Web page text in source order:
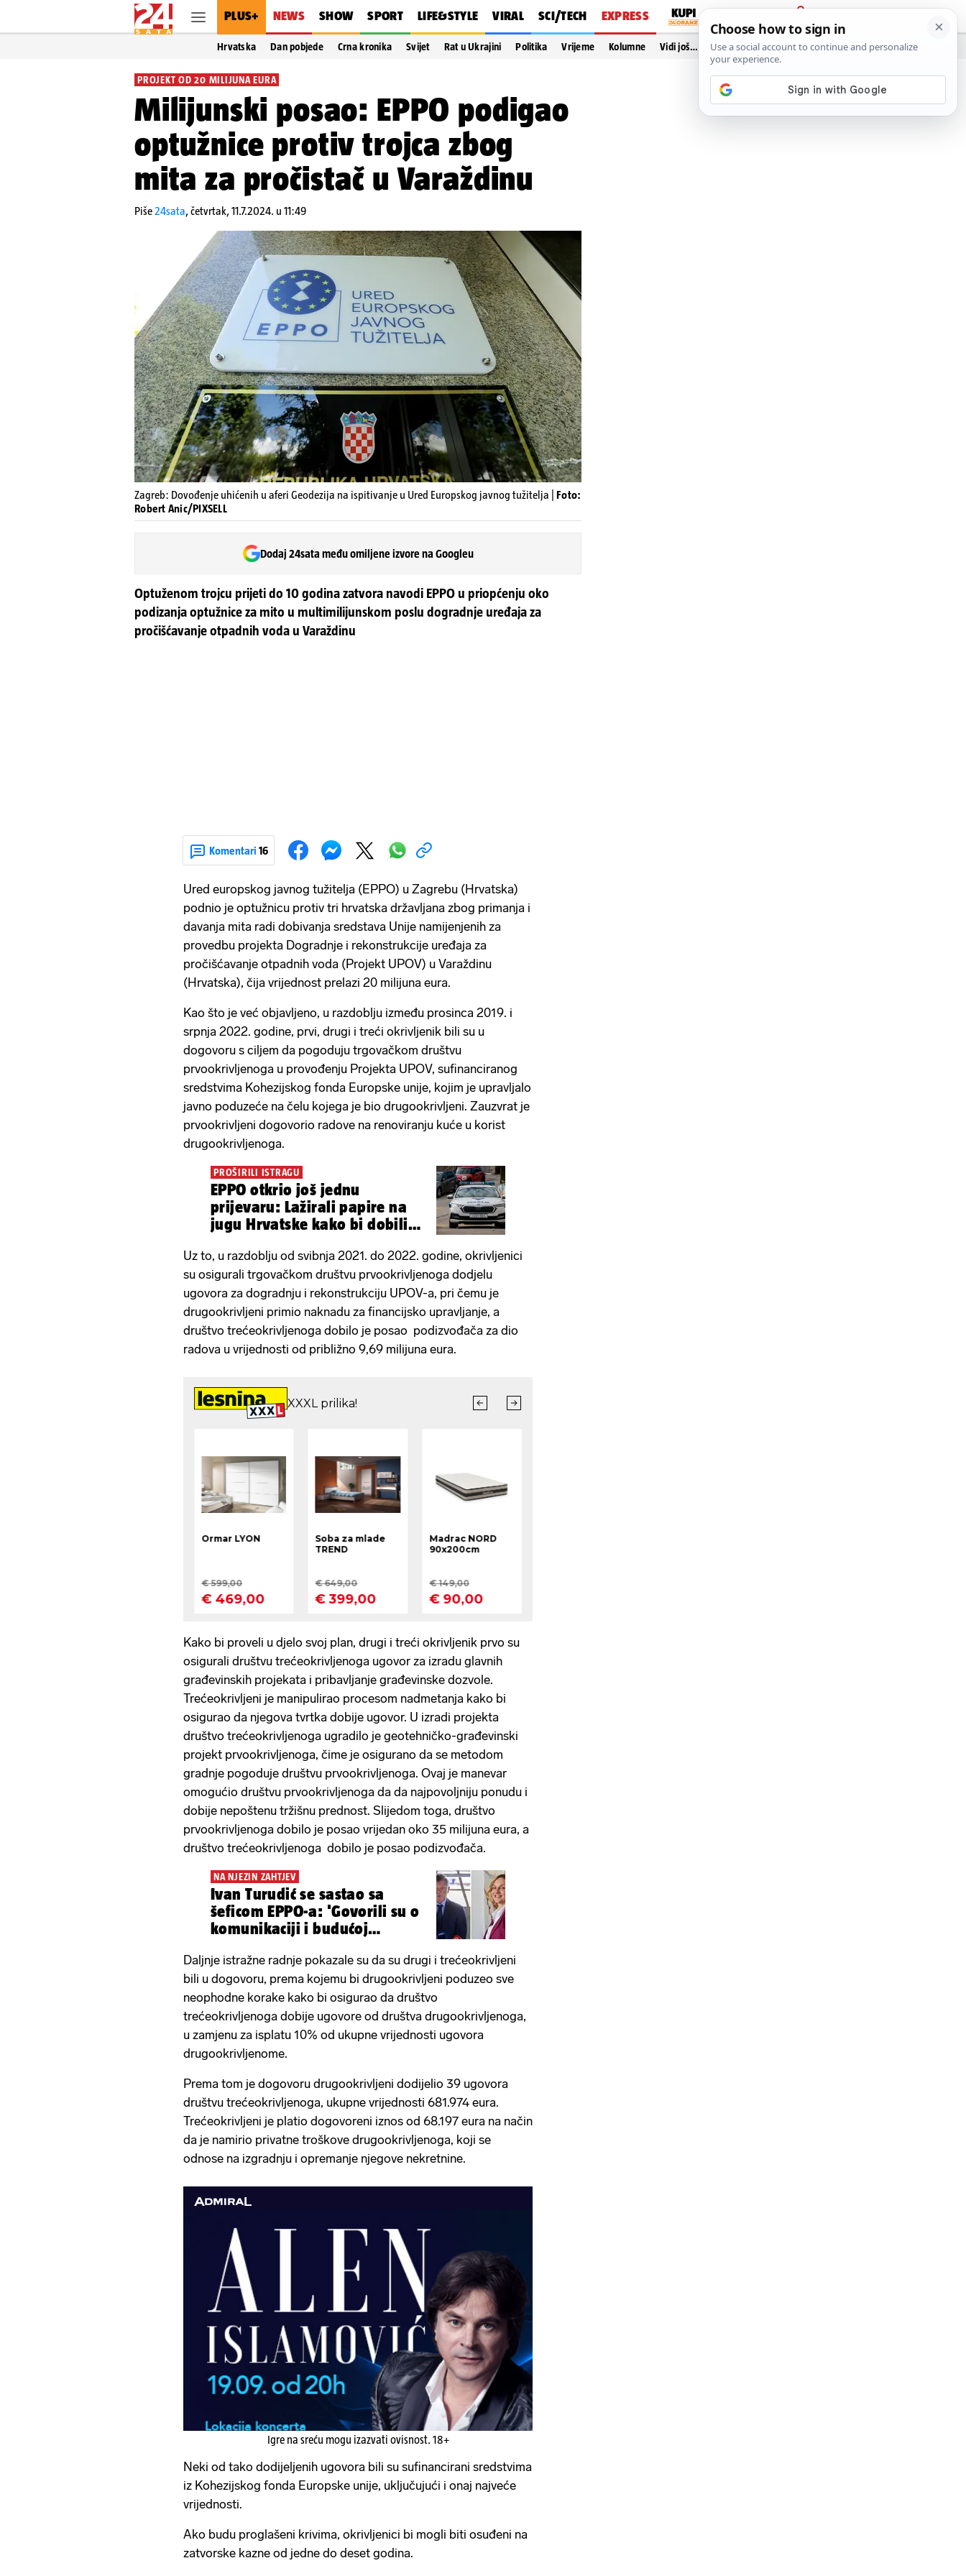
PLUS+ NEWS SHOW SPORT LIFE&STYLE VIRAL SCI/TECH EXPRESS
PRIJAVA
Hrvatska Dan pobjede Crna kronika Svijet Rat u Ukrajini Politika Vrijeme Kolumne Vidi još…
PROJEKT OD 20 MILIJUNA EURA
Milijunski posao: EPPO podigao
optužnice protiv trojca zbog
mita za pročistač u Varaždinu
Piše24sata,četvrtak, 11.7.2024. u 11:49
Zagreb: Dovođenje uhićenih u aferi Geodezija na ispitivanje u Ured Europskog javnog tužitelja | Foto:
Robert Anic/PIXSELL
Dodaj 24sata među omiljene izvore na Googleu
Optuženom trojcu prijeti do 10 godina zatvora navodi EPPO u priopćenju oko
podizanja optužnice za mito u multimilijunskom poslu dogradnje uređaja za
pročišćavanje otpadnih voda u Varaždinu
Komentari 16
Ured europskog javnog tužitelja (EPPO) u Zagrebu (Hrvatska)
podnio je optužnicu protiv tri hrvatska državljana zbog primanja i
davanja mita radi dobivanja sredstava Unije namijenjenih za
provedbu projekta Dogradnje i rekonstrukcije uređaja za
pročišćavanje otpadnih voda (Projekt UPOV) u Varaždinu
(Hrvatska), čija vrijednost prelazi 20 milijuna eura.
Kao što je već objavljeno, u razdoblju između prosinca 2019. i
srpnja 2022. godine, prvi, drugi i treći okrivljenik bili su u
dogovoru s ciljem da pogoduju trgovačkom društvu
prvookrivljenoga u provođenju Projekta UPOV, sufinanciranog
sredstvima Kohezijskog fonda Europske unije, kojim je upravljalo
javno poduzeće na čelu kojega je bio drugookrivljeni. Zauzvrat je
prvookrivljeni dogovorio radove na renoviranju kuće u korist
drugookrivljenoga.
PROŠIRILI ISTRAGU
EPPO otkrio još jednu
prijevaru: Lažirali papire na
jugu Hrvatske kako bi dobili
Uz to, u razdoblju od svibnja 2021. do 2022. godine, okrivljenici
su osigurali trgovačkom društvu prvookrivljenoga dodjelu
ugovora za dogradnju i rekonstrukciju UPOV-a, pri čemu je
drugookrivljeni primio naknadu za financijsko upravljanje, a
društvo trećeokrivljenoga dobilo je posao podizvođača za dio
radova u vrijednosti od približno 9,69 milijuna eura.
Kako bi proveli u djelo svoj plan, drugi i treći okrivljenik prvo su
osigurali društvu trećeokrivljenoga ugovor za izradu glavnih
građevinskih projekata i pribavljanje građevinske dozvole.
Trećeokrivljeni je manipulirao procesom nadmetanja kako bi
osigurao da njegova tvrtka dobije ugovor. U izradi projekta
društvo trećeokrivljenoga ugradilo je geotehničko-građevinski
projekt prvookrivljenoga, čime je osigurano da se metodom
gradnje pogoduje društvu prvookrivljenoga. Ovaj je manevar
omogućio društvu prvookrivljenoga da da najpovoljniju ponudu i
dobije nepoštenu tržišnu prednost. Slijedom toga, društvo
prvookrivljenoga dobilo je posao vrijedan oko 35 milijuna eura, a
društvo trećeokrivljenoga dobilo je posao podizvođača.
NA NJEZIN ZAHTJEV
Ivan Turudić se sastao sa
šeficom EPPO-a: 'Govorili su o
komunikaciji i budućoj
Daljnje istražne radnje pokazale su da su drugi i trećeokrivljeni
bili u dogovoru, prema kojemu bi drugookrivljeni poduzeo sve
neophodne korake kako bi osigurao da društvo
trećeokrivljenoga dobije ugovore od društva drugookrivljenoga,
u zamjenu za isplatu 10% od ukupne vrijednosti ugovora
drugookrivljenome.
Prema tom je dogovoru drugookrivljeni dodijelio 39 ugovora
društvu trećeokrivljenoga, ukupne vrijednosti 681.974 eura.
Trećeokrivljeni je platio dogovoreni iznos od 68.197 eura na način
da je namirio privatne troškove drugookrivljenoga, koji se
odnose na izgradnju i opremanje njegove nekretnine.
Igre na sreću mogu izazvati ovisnost. 18+
Neki od tako dodijeljenih ugovora bili su sufinancirani sredstvima
iz Kohezijskog fonda Europske unije, uključujući i onaj najveće
vrijednosti.
Ako budu proglašeni krivima, okrivljenici bi mogli biti osuđeni na
zatvorske kazne od jedne do deset godina.